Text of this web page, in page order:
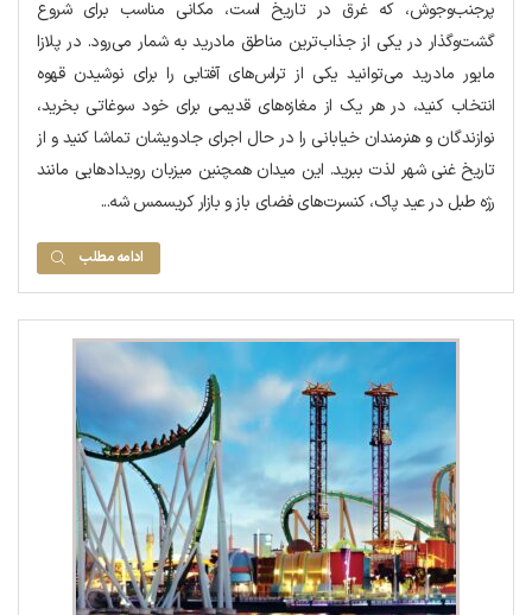
پرجنب‌وجوش، که غرق در تاریخ است، مکانی مناسب برای شروع
گشت‌وگذار در یکی از جذاب‌ترین مناطق مادرید به شمار می‌رود. در پلازا
مایور مادرید می‌توانید یکی از تراس‌های آفتابی را برای نوشیدن قهوه
انتخاب کنید، در هر یک از مغازه‌های قدیمی برای خود سوغاتی بخرید،
نوازندگان و هنرمندان خیابانی را در حال اجرای جادویشان تماشا کنید و از
تاریخ غنی شهر لذت ببرید. این میدان همچنین میزبان رویدادهایی مانند
رژه طبل در عید پاک، کنسرت‌های فضای باز و بازار کریسمس شه...
ادامه مطلب